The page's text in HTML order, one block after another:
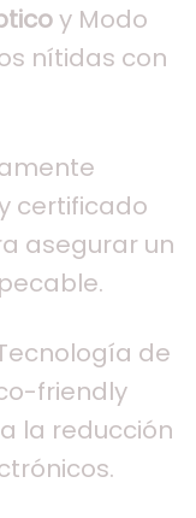
y Modo
nítidas con
certificado
asegurar un
de
friendly
la reducción